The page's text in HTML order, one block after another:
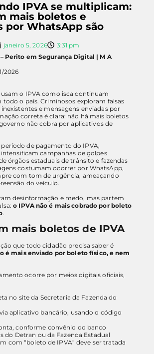
IPVA se multiplicam:
mais boletos e
por WhatsApp são
janeiro 5, 2026
3:31 pm
Perito em Segurança Digital | M A
2026
o IPVA como isca continuam
todo o país. Criminosos exploram falsas
e mensagens enviadas por
correta é clara: não há mais boletos
não cobra por aplicativos de
de pagamento do IPVA,
campanhas de golpes
órgãos estaduais de trânsito e fazendas
costumam ocorrer por WhatsApp,
com tom de urgência, ameaçando
do veículo.
desinformação e medo, mas partem
o IPVA não é mais cobrado por boleto
.
mais boletos de IPVA
que todo cidadão precisa saber é
é mais enviado por boleto físico, e nem
ocorre por meios digitais oficiais,
no site da Secretaria da Fazenda do
aplicativo bancário, usando o código
conforme convênio do banco
do Detran ou da Fazenda Estadual
com “boleto de IPVA” deve ser tratada